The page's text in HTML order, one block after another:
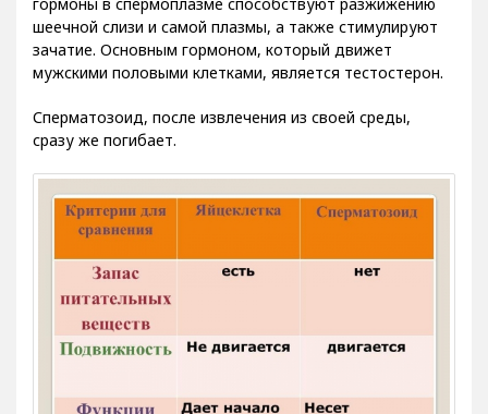
шеечной слизи и самой плазмы, а также стимулируют
зачатие. Основным гормоном, который движет
мужскими половыми клетками, является тестостерон.
сразу же погибает.